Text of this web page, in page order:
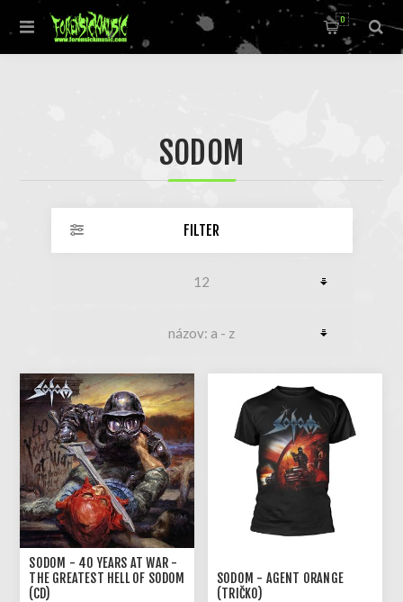
0
SODOM
FILTER
SODOM - 40 YEARS AT WAR -
THE GREATEST HELL OF SODOM
(CD)
SODOM - AGENT ORANGE
(TRIČKO)